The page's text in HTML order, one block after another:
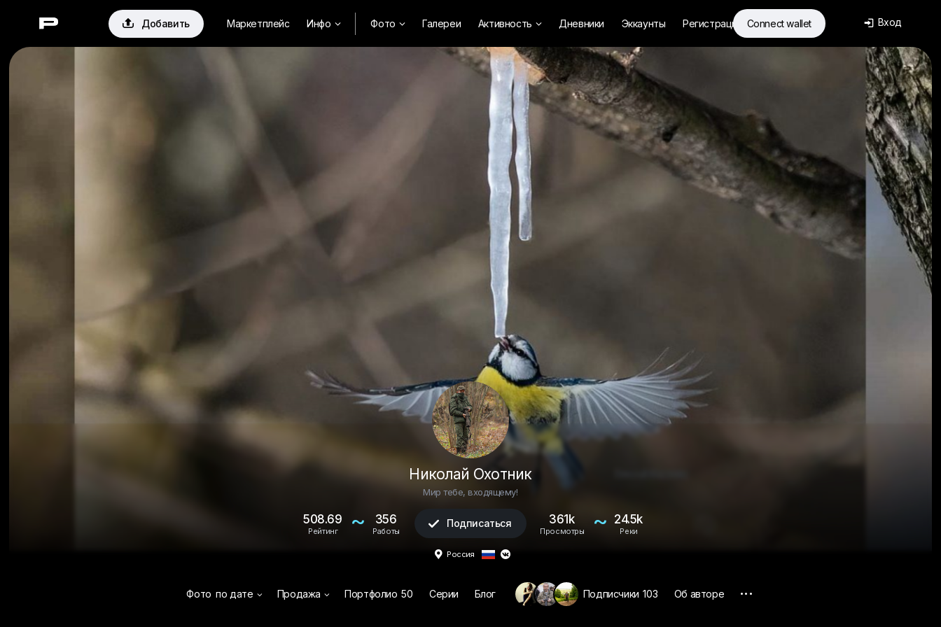
 Добавить Маркетплейс Инфо  Фото  Галереи Активность  Дневники Эккаунты Регистрация Connect wallet  Вход
Николай Охотник
Мир тебе, входящему!
508.69
Рейтинг ~ 356
Работы
 Подписаться 361k
Просмотры ~ 24.5k
Реки
 Россия 
Фото по дате  Продажа  Портфолио 50 Серии Блог Подписчики 103 Об авторе ...